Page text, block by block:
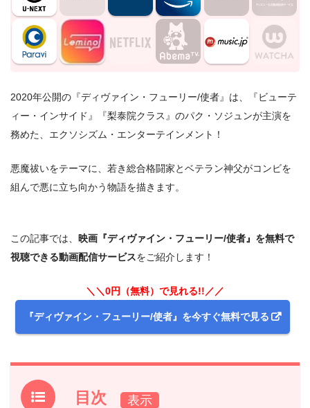
2020年公開の『ディヴァイン・フューリー/使者』は、『ビューテ
ィー・インサイド』『梨泰院クラス』のパク・ソジュンが主演を
務めた、エクソシズム・エンターテインメント！
悪魔祓いをテーマに、若き総合格闘家とベテラン神父がコンビを
組んで悪に立ち向かう物語を描きます。
この記事では、 映画『ディヴァイン・フューリー/使者』を無料で
視聴できる動画配信サービスをご紹介します！
＼＼0円（無料）で見れる!!／／
『ディヴァイン・フューリー/使者』を今すぐ無料で見る
目次